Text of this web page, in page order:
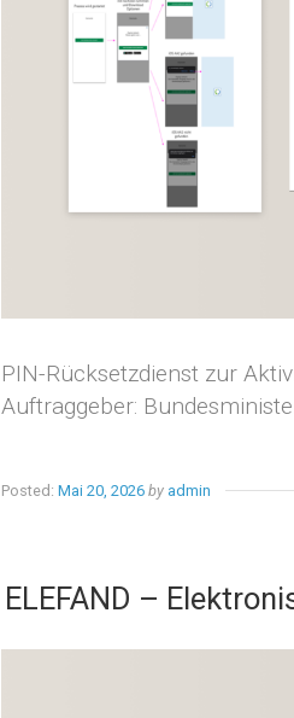
PIN-Rücksetzdienst zur
Auftraggeber:
Posted: Mai 20, 2026 by admin
ELEFAND –